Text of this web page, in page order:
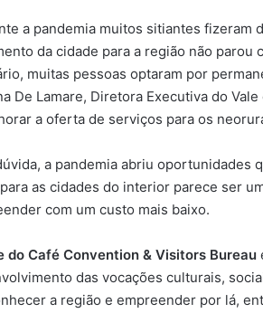
a pandemia muitos sitiantes fizeram
da cidade para a região não parou
muitas pessoas optaram por
De Lamare, Diretora Executiva do
a oferta de serviços para os
a pandemia abriu oportunidades
as cidades do interior parece ser
com um custo mais baixo.
do Café Convention & Visitors Bureau
das vocações culturais,
a região e empreender por lá,